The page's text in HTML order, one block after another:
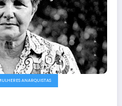
ANARQUISTAS